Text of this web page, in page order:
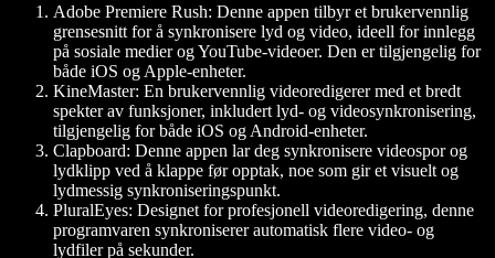
Adobe Premiere Rush: Denne appen tilbyr et brukervennlig
grensesnitt for å synkronisere lyd og video, ideell for innlegg
på sosiale medier og YouTube-videoer. Den er tilgjengelig for
både iOS og Apple-enheter.
KineMaster: En brukervennlig videoredigerer med et bredt
spekter av funksjoner, inkludert lyd- og videosynkronisering,
tilgjengelig for både iOS og Android-enheter.
Clapboard: Denne appen lar deg synkronisere videospor og
lydklipp ved å klappe før opptak, noe som gir et visuelt og
lydmessig synkroniseringspunkt.
PluralEyes: Designet for profesjonell videoredigering, denne
programvaren synkroniserer automatisk flere video- og
lydfiler på sekunder.